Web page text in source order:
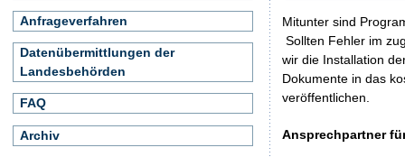
Mitunter sind
Sollten Fehler im
wir die Installation
Dokumente in das
veröffentlichen.
Ansprechpartner
Anfrageverfahren
Datenübermittlungen der
Landesbehörden
FAQ
Archiv